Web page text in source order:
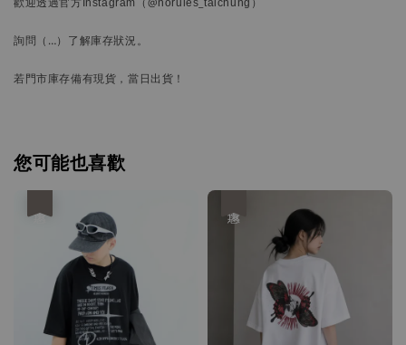
詢問 （…） 了解庫存狀況。
若門市庫存備有現貨，當日出貨！
您可能也喜歡